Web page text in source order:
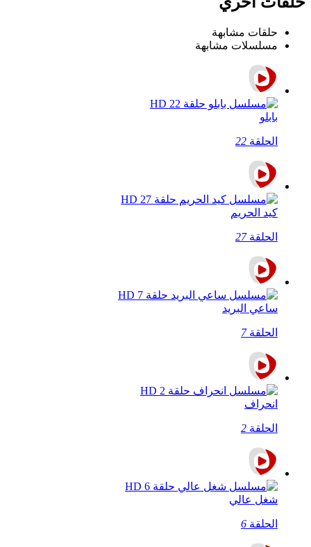
حلقات مشابهة
مسلسلات مشابهة
بابلو
الحلقة 22
كيد الحريم
الحلقة27
ساعي البريد
الحلقة7
انحراف
الحلقة 2
شغل عالي
الحلقة 6